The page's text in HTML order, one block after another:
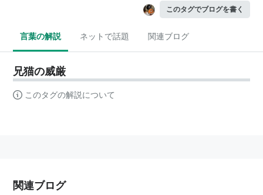
このタグでブログを書く
言葉の解説 ネットで話題 関連ブログ
兄猫の威厳
このタグの解説について
関連ブログ